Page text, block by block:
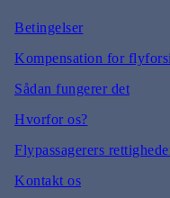
Betingelser
Kompensation for
Sådan fungerer det
Hvorfor os?
Flypassagerers
Kontakt os